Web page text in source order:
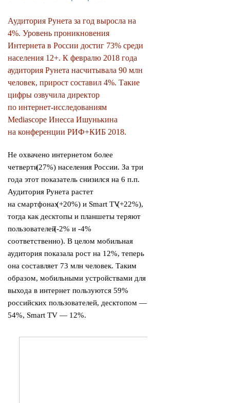
Аудитория Рунета за год выросла на
4%. Уровень проникновения
Интернета в России достиг 73% среди
населения 12+. К февралю 2018 года
аудитория Рунета насчитывала 90 млн
человек, прирост составил 4%. Такие
цифры озвучила директор
по интернет-исследованиям
Mediascope Инесса Ишунькина
на конференции РИФ+КИБ 2018.
Не охвачено интернетом более
четверти(27%) населения России. За три
года этот показатель снизился на 6 п.п.
Аудитория Рунета растет
на смартфонах(+20%) и Smart TV(+22%),
тогда как десктопы и планшеты теряют
пользователей(-2% и -4%
соответственно). В целом мобильная
аудитория показала рост на 12%, теперь
она составляет 73 млн человек. Таким
образом, мобильными устройствами для
выхода в интернет пользуются 59%
российских пользователей, десктопом —
54%, Smart TV — 12%.